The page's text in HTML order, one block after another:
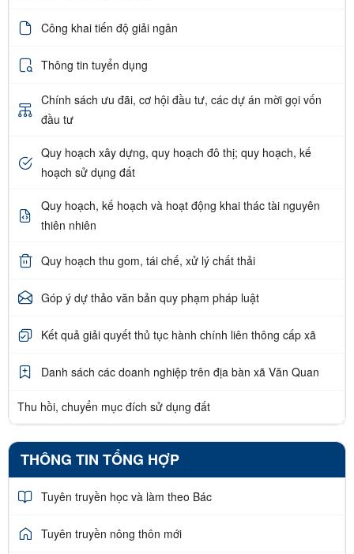
Công khai tiến độ giải ngân
Thông tin tuyển dụng
Chính sách ưu đãi, cơ hội đầu tư, các dự án mời gọi vốn
đầu tư
Quy hoạch xây dựng, quy hoạch đô thị; quy hoạch, kế
hoạch sử dụng đất
Quy hoạch, kế hoạch và hoạt động khai thác tài nguyên
thiên nhiên
Quy hoạch thu gom, tái chế, xử lý chất thải
Góp ý dự thảo văn bản quy phạm pháp luật
Kết quả giải quyết thủ tục hành chính liên thông cấp xã
Danh sách các doanh nghiệp trên địa bàn xã Văn Quan
Thu hồi, chuyển mục đích sử dụng đất
THÔNG TIN TỔNG HỢP
Tuyên truyền học và làm theo Bác
Tuyên truyền nông thôn mới